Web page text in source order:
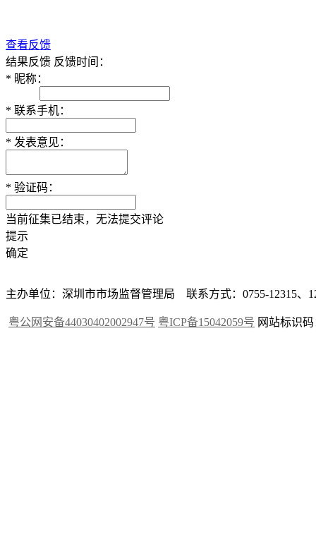
查看反馈
结果反馈 反馈时间：
* 昵称：
* 联系手机：
* 发表意见：
* 验证码：
当前征集已结束，无法提交评论
提示
确定
主办单位：深圳市市场监督管理局 联系方式：0755-12315、
粤公网安备44030402002947号 粤ICP备15042059号 网站标识码